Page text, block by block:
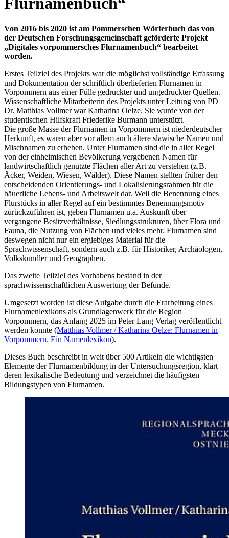
Von 2016 bis 2020 ist am Pommerschen Wörterbuch das von
der Deutschen Forschungsgemeinschaft geförderte Projekt
„Digitales vorpommersches Flurnamenbuch“ bearbeitet
worden.
Erstes Teilziel des Projekts war die möglichst vollständige Erfassung
und Dokumentation der schriftlich überlieferten Flurnamen in
Vorpommern aus einer Fülle gedruckter und ungedruckter Quellen.
Wissenschaftliche Mitarbeiterin des Projekts unter Leitung von PD
Dr. Matthias Vollmer war Katharina Oelze. Sie wurde von der
studentischen Hilfskraft Friederike Burmann unterstützt.
Die große Masse der Flurnamen in Vorpommern ist niederdeutscher
Herkunft, es waren aber vor allem auch ältere slawische Namen und
Mischnamen zu erheben. Unter Flurnamen sind die in aller Regel
von der einheimischen Bevölkerung vergebenen Namen für
landwirtschaftlich genutzte Flächen aller Art zu verstehen (z.B.
Äcker, Weiden, Wiesen, Wälder). Diese Namen stellten früher den
entscheidenden Orientierungs- und Lokalisierungsrahmen für die
bäuerliche Lebens- und Arbeitswelt dar. Weil die Benennung eines
Flurstücks in aller Regel auf ein bestimmtes Benennungsmotiv
zurückzuführen ist, geben Flurnamen u.a. Auskunft über
vergangene Besitzverhältnisse, Siedlungsstrukturen, über Flora und
Fauna, die Nutzung von Flächen und vieles mehr. Flurnamen sind
deswegen nicht nur ein ergiebiges Material für die
Sprachwissenschaft, sondern auch z.B. für Historiker, Archäologen,
Volkskundler und Geographen.
Das zweite Teilziel des Vorhabens bestand in der
sprachwissenschaftlichen Auswertung der Befunde.
Umgesetzt worden ist diese Aufgabe durch die Erarbeitung eines
Flurnamenlexikons als Grundlagenwerk für die Region
Vorpommern, das Anfang 2025 im Peter Lang Verlag veröffentlicht
werden konnte (Matthias Vollmer / Katharina Oelze: Flurnamen in
Vorpommern. Ein Namenlexikon).
Dieses Buch beschreibt in weit über 500 Artikeln die wichtigsten
Elemente der Flurnamenbildung in der Untersuchungsregion, klärt
deren lexikalische Bedeutung und verzeichnet die häufigsten
Bildungstypen von Flurnamen.